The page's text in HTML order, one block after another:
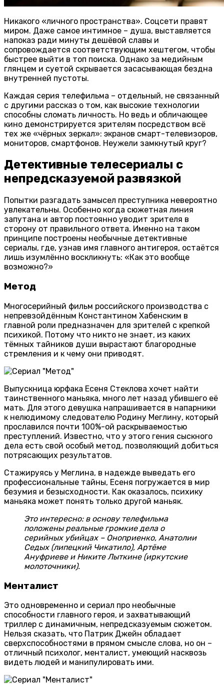
Никакого «личного пространства». Соцсети правят
миром. Даже самое интимное – душа, выставляется
напоказ ради минуты дешёвой славы и
сопровождается соответствующим хештегом, чтобы
быстрее выйти в топ поиска. Однако за медийным
глянцем и суетой скрывается засасывающая бездна
внутренней пустоты.
Каждая серия телефильма – отдельный, не связанный
с другими рассказ о том, как высокие технологии
способны сломать личность. Но ведь и обличающее
кино демонстрируется зрителям посредством всё
тех же «чёрных зеркал»: экранов смарт-телевизоров,
мониторов, смартфонов. Неужели замкнутый круг?
Детективные телесериалы с
непредсказуемой развязкой
Попытки разгадать замысел преступника невероятно
увлекательны. Особенно когда сюжетная линия
запутана и автор постоянно уводит зрителя в
сторону от правильного ответа. Именно на таком
принципе построены необычные детективные
сериалы, где, узнав имя главного антигероя, остаётся
лишь изумлённо воскликнуть: «Как это вообще
возможно?»
Метод
Многосерийный фильм российского производства с
непревзойдённым Константином Хабенским в
главной роли предназначен для зрителей с крепкой
психикой. Потому что никто не знает, из каких
тёмных тайников души вырастают благородные
стремления и к чему они приводят.
Выпускница юрфака Есеня Стеклова хочет найти
таинственного маньяка, много лет назад убившего её
мать. Для этого девушка напрашивается в напарники
к нелюдимому следователю Родину Меглину, который
прославился почти 100%-ой раскрываемостью
преступлений. Известно, что у этого гения сыскного
дела есть свой особый метод, позволяющий добиться
потрясающих результатов.
Стажируясь у Меглина, в надежде выведать его
профессиональные тайны, Есеня погружается в мир
безумия и безысходности. Как оказалось, психику
маньяка может понять только другой маньяк.
Это интересно: в основу телефильма
положены реальные громкие дела о
серийных убийцах – Оноприенко, Анатолии
Седых (липецкий Чикатило), Артёме
Ануфриеве и Никите Лыткине (иркутские
молоточники).
Менталист
Это одновременно и сериал про необычные
способности главного героя, и захватывающий
триллер с динамичным, непредсказуемым сюжетом.
Нельзя сказать, что Патрик Джейн обладает
сверхспособностями в прямом смысле слова, но он –
отличный психолог, менталист, умеющий насквозь
видеть людей и манипулировать ими.